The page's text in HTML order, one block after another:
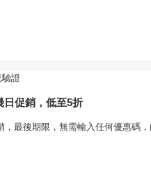
驗證
日促銷，低至5折
，最後期限，無需輸入任何優惠碼